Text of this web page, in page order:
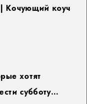
Кочующий коуч
хотят
субботу…